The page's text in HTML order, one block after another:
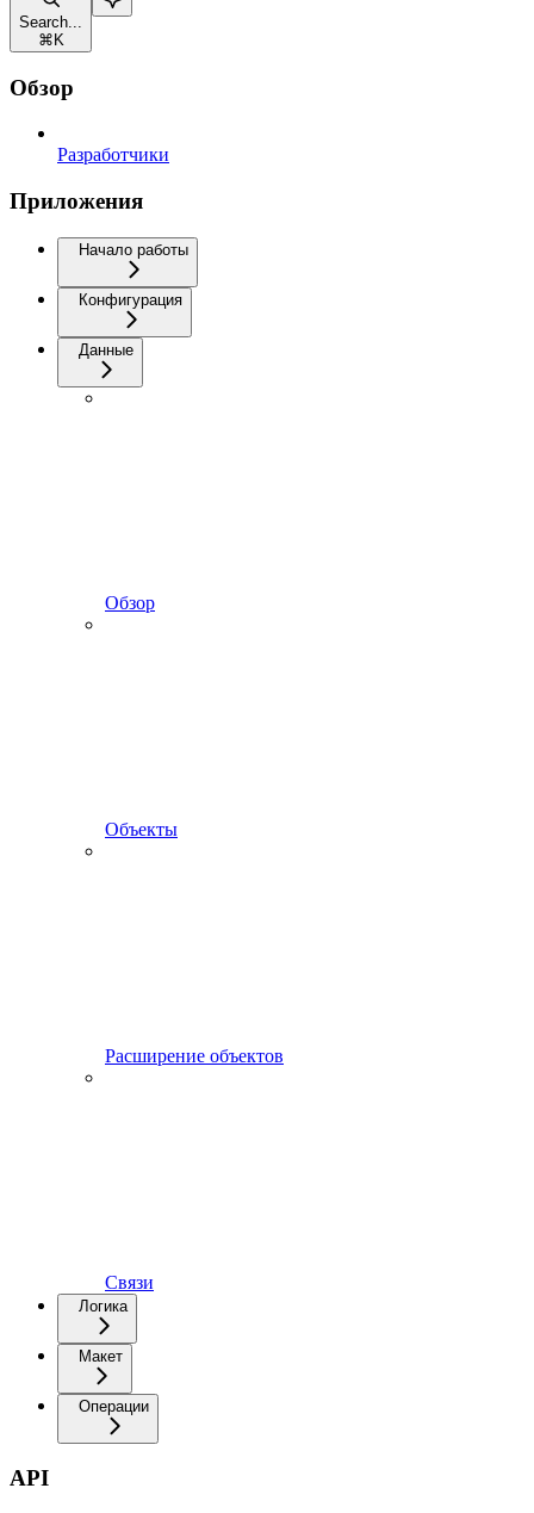
Search...
⌘ K
Обзор
Разработчики
Приложения
Начало работы
Конфигурация
Данные
Обзор
Объекты
Расширение объектов
Связи
Логика
Макет
Операции
API